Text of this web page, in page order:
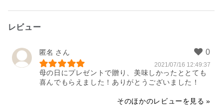
レビュー
匿名
2021/07/16 12:49:37
母の日にプレゼントで贈り、美味しかったととても
喜んでもらえました！ありがとうございました！
そのほかのレビューを見る